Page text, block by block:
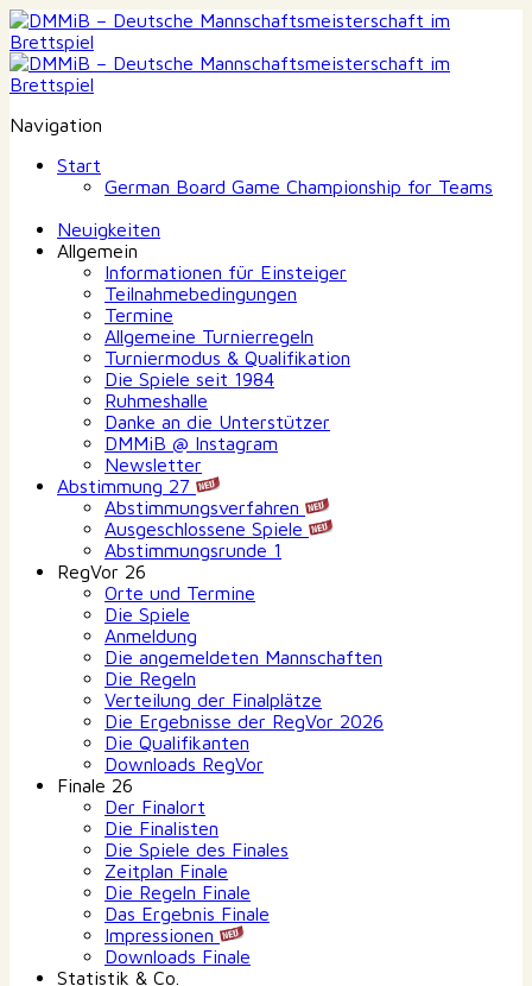
Navigation
Start
German Board Game Championship for Teams
Neuigkeiten
Allgemein
Informationen für Einsteiger
Teilnahmebedingungen
Termine
Allgemeine Turnierregeln
Turniermodus & Qualifikation
Die Spiele seit 1984
Ruhmeshalle
Danke an die Unterstützer
DMMiB @ Instagram
Newsletter
Abstimmung 27
Abstimmungsverfahren
Ausgeschlossene Spiele
Abstimmungsrunde 1
RegVor 26
Orte und Termine
Die Spiele
Anmeldung
Die angemeldeten Mannschaften
Die Regeln
Verteilung der Finalplätze
Die Ergebnisse der RegVor 2026
Die Qualifikanten
Downloads RegVor
Finale 26
Der Finalort
Die Finalisten
Die Spiele des Finales
Zeitplan Finale
Die Regeln Finale
Das Ergebnis Finale
Impressionen
Downloads Finale
Statistik & Co.